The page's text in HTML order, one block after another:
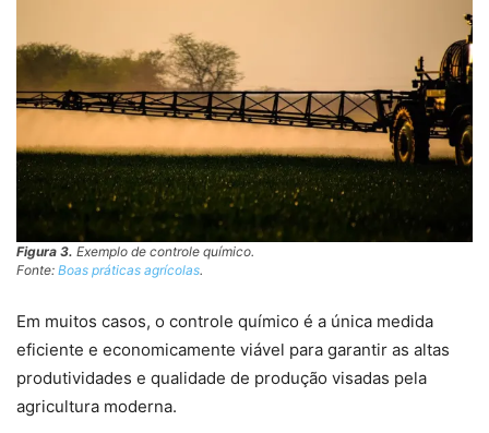
Figura 3. Exemplo de controle químico.
Fonte: Boas práticas agrícolas.
Em muitos casos, o controle químico é a única medida
eficiente e economicamente viável para garantir as altas
produtividades e qualidade de produção visadas pela
agricultura moderna.